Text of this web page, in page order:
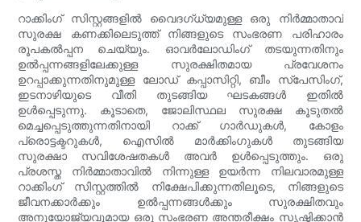
റാക്കിംഗ് സിസ്റ്റങ്ങളിൽ വൈദഗ്ധ്യമുള്ള ഒരു നിർമ്മാതാവ്
സുരക്ഷ കണക്കിലെടുത്ത് നിങ്ങളുടെ സംഭരണ പരിഹാരം
രൂപകൽപ്പന ചെയ്യും. ഓവർലോഡിംഗ് തടയുന്നതിനും
ഉൽപ്പന്നങ്ങളിലേക്കുള്ള സുരക്ഷിതമായ പ്രവേശനം
ഉറപ്പാക്കുന്നതിനുമുള്ള ലോഡ് കപ്പാസിറ്റി, ബീം സ്പേസിംഗ്,
ഇടനാഴിയുടെ വീതി തുടങ്ങിയ ഘടകങ്ങൾ ഇതിൽ
ഉൾപ്പെടുന്നു. കൂടാതെ, ജോലിസ്ഥല സുരക്ഷ കൂടുതൽ
മെച്ചപ്പെടുത്തുന്നതിനായി റാക്ക് ഗാർഡുകൾ, കോളം
പ്രൊട്ടക്ടറുകൾ, ഐസിൽ മാർക്കിംഗുകൾ തുടങ്ങിയ
സുരക്ഷാ സവിശേഷതകൾ അവർ ഉൾപ്പെടുത്തും. ഒരു
പ്രശസ്ത നിർമ്മാതാവിൽ നിന്നുള്ള ഉയർന്ന നിലവാരമുള്ള
റാക്കിംഗ് സിസ്റ്റത്തിൽ നിക്ഷേപിക്കുന്നതിലൂടെ, നിങ്ങളുടെ
ജീവനക്കാർക്കും ഉൽപ്പന്നങ്ങൾക്കും സുരക്ഷിതവും
അനുയോജ്യവുമായ ഒരു സംഭരണ അന്തരീക്ഷം സൃഷ്ടിക്കാൻ